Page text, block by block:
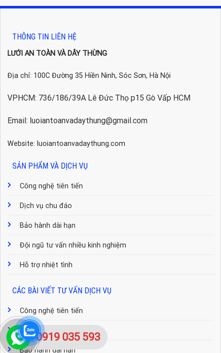
THÔNG TIN LIÊN HỆ
LƯỚI AN TOÀN VÀ DÂY THỪNG
Địa chỉ: 100C Đường 35 Hiền Ninh, Sóc Sơn, Hà Nội
VPHCM: 736/186/39A Lê Đức Thọ p15 Gò Vấp HCM
Email: luoiantoanvadaythung@gmail.com
Website: luoiantoanvadaythung.com
SẢN PHẨM VÀ DỊCH VỤ
Công nghệ tiên tiến
Dịch vụ chu đáo
Bảo hành dài hạn
Đội ngũ tư vấn nhiều kinh nghiệm
Hỗ trợ nhiệt tình
CÁC BÀI VIẾT TƯ VẤN DỊCH VỤ
Công nghệ tiên tiến
Dịch vụ chu đáo
Bảo hành dài hạn
0919 035 593